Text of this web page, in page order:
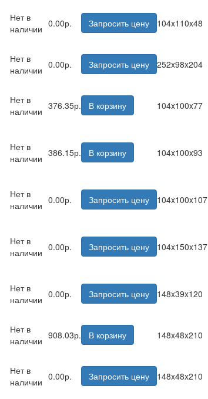
Нет в
наличии 0.00р. Запросить цену 104x110x48
Нет в
наличии 0.00р. Запросить цену 252x98x204
Нет в
наличии 376.35р. В корзину 104x100x77
Нет в
наличии 386.15р. В корзину 104x100x93
Нет в
наличии 0.00р. Запросить цену 104x100x107
Нет в
наличии 0.00р. Запросить цену 104x150x137
Нет в
наличии 0.00р. Запросить цену 148x39x120
Нет в
наличии 908.03р. В корзину 148x48x210
Нет в
наличии 0.00р. Запросить цену 148x48x210